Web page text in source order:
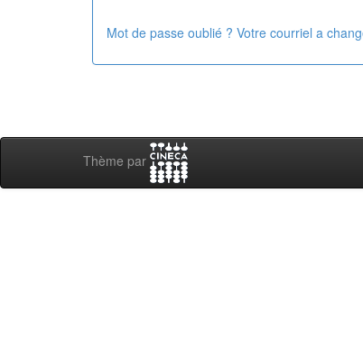
Mot de passe oublié ? Votre courriel a
Thème par